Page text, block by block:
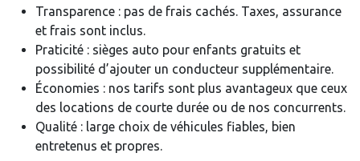
Transparence : pas de frais cachés. Taxes, assurance
et frais sont inclus.
Praticité : sièges auto pour enfants gratuits et
possibilité d’ajouter un conducteur supplémentaire.
Économies : nos tarifs sont plus avantageux que ceux
des locations de courte durée ou de nos concurrents.
Qualité : large choix de véhicules fiables, bien
entretenus et propres.